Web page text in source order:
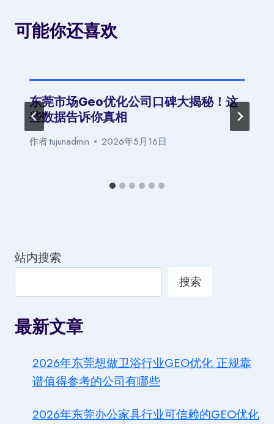
可能你还喜欢
东莞市场Geo优化公司口碑大揭秘！这
些数据告诉你真相
作者tujunadmin 2026年5月16日
站内搜索
搜索
最新文章
2026年东莞想做卫浴行业GEO优化 正规靠
谱值得参考的公司有哪些
2026年东莞办公家具行业可信赖的GEO优化